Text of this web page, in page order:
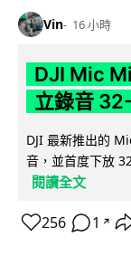
Vin 16 小時
DJI Mic
立錄音
DJI 最新推出的
音，並首度下放
閱讀全文
256 1 ↗